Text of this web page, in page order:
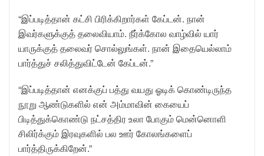
“இப்படித்தான் கட்சி பிரிக்கிறார்கள் கேப்டன். நான்
இவர்களுக்குத் தலைவியாம். நீர்க்கோல வாழ்வில் யார்
யாருக்குத் தலைவர் சொல்லுங்கள். நான் இதையெல்லாம்
பார்த்துச் சலித்துவிட்டேன் கேப்டன்.”
“இப்படித்தான் எனக்குப் பத்து வயது ஓடிக் கொண்டிருந்த
நூறு ஆண்டுகளில் என் அம்மாவின் கையைப்
பிடித்துக்கொண்டு நட்சத்திர உலா போகும் மென்னொளி
சிலிர்க்கும் இரவுகளில் பல ஊர் கோலங்களைப்
பார்த்திருக்கிறேன்.”